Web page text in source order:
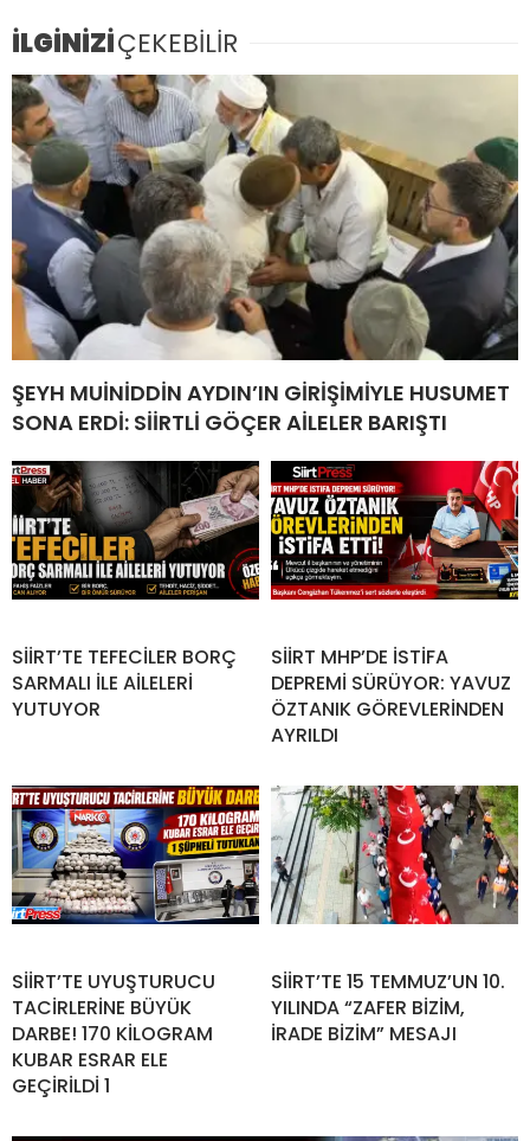
İLGİNİZİÇEKEBİLİR
ŞEYH MUİNİDDİN AYDIN’IN GİRİŞİMİYLE HUSUMET
SONA ERDİ: SİİRTLİ GÖÇER AİLELER BARIŞTI
SİİRT’TE TEFECİLER BORÇ
SARMALI İLE AİLELERİ
YUTUYOR
SİİRT MHP’DE İSTİFA
DEPREMİ SÜRÜYOR: YAVUZ
ÖZTANIK GÖREVLERİNDEN
AYRILDI
SİİRT’TE UYUŞTURUCU
TACİRLERİNE BÜYÜK
DARBE! 170 KİLOGRAM
KUBAR ESRAR ELE
GEÇİRİLDİ 1
SİİRT’TE 15 TEMMUZ’UN 10.
YILINDA “ZAFER BİZİM,
İRADE BİZİM” MESAJI